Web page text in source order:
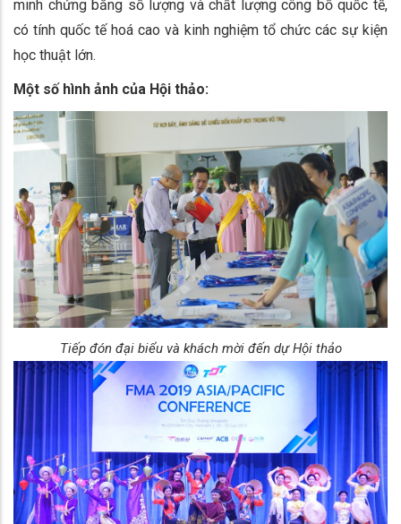
minh chứng bằng số lượng và chất lượng công bố quốc tế,
có tính quốc tế hoá cao và kinh nghiệm tổ chức các sự kiện
học thuật lớn.
Một số hình ảnh của Hội thảo:
Tiếp đón đại biểu và khách mời đến dự Hội thảo